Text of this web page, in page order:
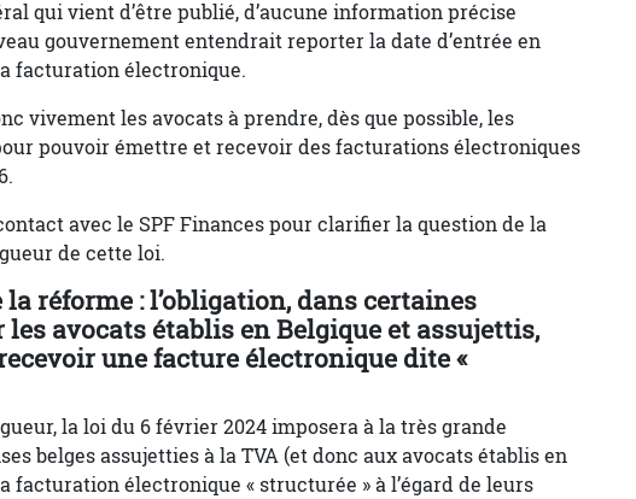
qui vient d’être publié, d’aucune information précise
gouvernement entendrait reporter la date d’entrée en
facturation électronique.
vivement les avocats à prendre, dès que possible, les
pouvoir émettre et recevoir des facturations électroniques
avec le SPF Finances pour clarifier la question de la
de cette loi.
réforme : l’obligation, dans certaines
avocats établis en Belgique et assujettis,
une facture électronique dite «
la loi du 6 février 2024 imposera à la très grande
belges assujetties à la TVA (et donc aux avocats établis en
facturation électronique « structurée » à l’égard de leurs